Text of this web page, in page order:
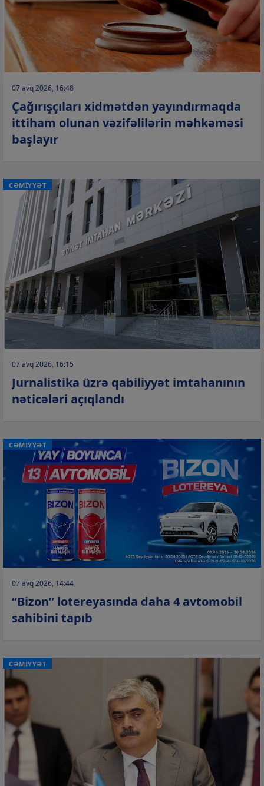
07 avq 2026, 16:48
Çağırışçıları xidmətdən yayındırmaqda
ittiham olunan vəzifəlilərin məhkəməsi
başlayır
CƏMİYYƏT
07 avq 2026, 16:15
Jurnalistika üzrə qabiliyyət imtahanının
nəticələri açıqlandı
CƏMİYYƏT
07 avq 2026, 14:44
“Bizon” lotereyasında daha 4 avtomobil
sahibini tapıb
CƏMİYYƏT